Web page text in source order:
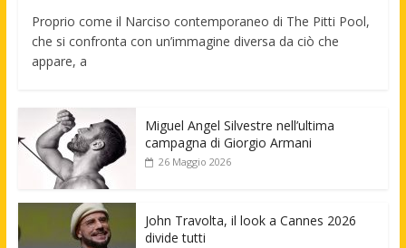
Proprio come il Narciso contemporaneo di The Pitti Pool,
che si confronta con un’immagine diversa da ciò che
appare, a
Miguel Angel Silvestre nell’ultima
campagna di Giorgio Armani
26 Maggio 2026
John Travolta, il look a Cannes 2026
divide tutti